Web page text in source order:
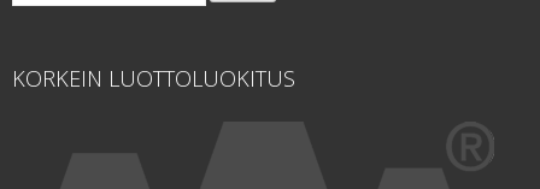
KORKEIN LUOTTOLUOKITUS